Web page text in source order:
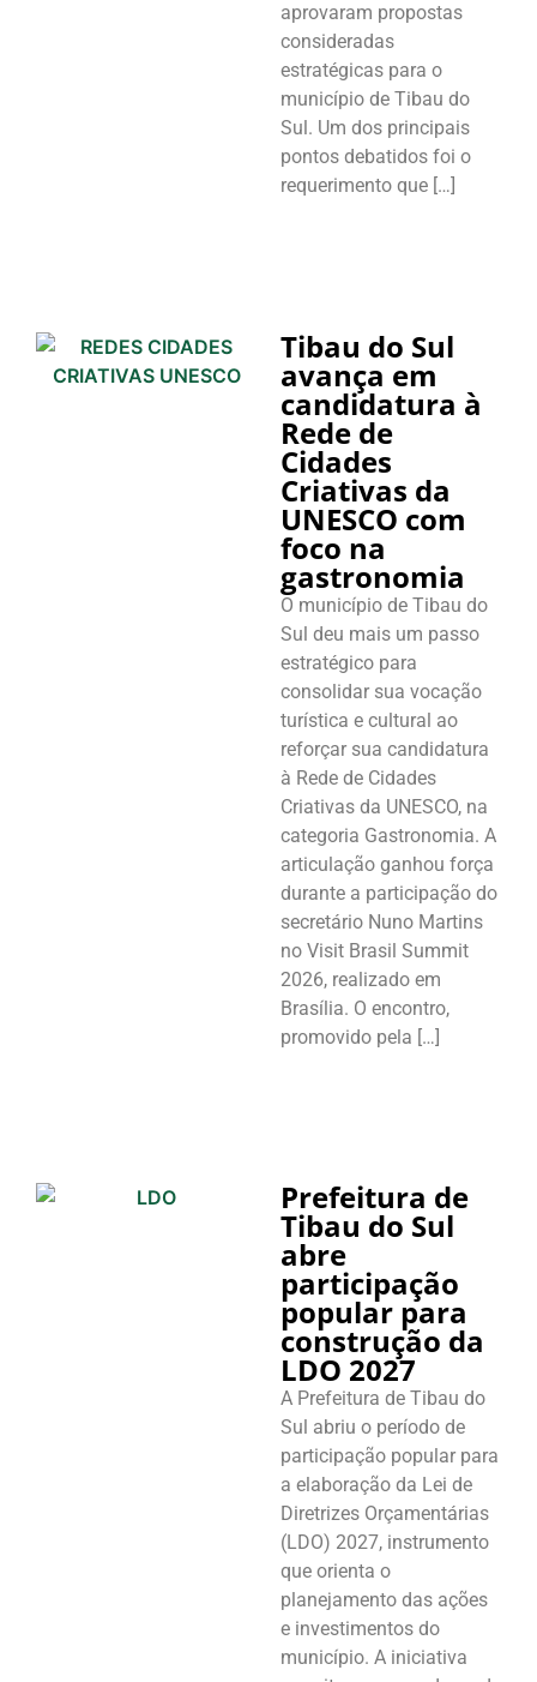
aprovaram propostas
consideradas
estratégicas para o
município de Tibau do
Sul. Um dos principais
pontos debatidos foi o
requerimento que […]
Tibau do Sul
avança em
candidatura à
Rede de
Cidades
Criativas da
UNESCO com
foco na
gastronomia
O município de Tibau do
Sul deu mais um passo
estratégico para
consolidar sua vocação
turística e cultural ao
reforçar sua candidatura
à Rede de Cidades
Criativas da UNESCO, na
categoria Gastronomia. A
articulação ganhou força
durante a participação do
secretário Nuno Martins
no Visit Brasil Summit
2026, realizado em
Brasília. O encontro,
promovido pela […]
Prefeitura de
Tibau do Sul
abre
participação
popular para
construção da
LDO 2027
A Prefeitura de Tibau do
Sul abriu o período de
participação popular para
a elaboração da Lei de
Diretrizes Orçamentárias
(LDO) 2027, instrumento
que orienta o
planejamento das ações
e investimentos do
município. A iniciativa